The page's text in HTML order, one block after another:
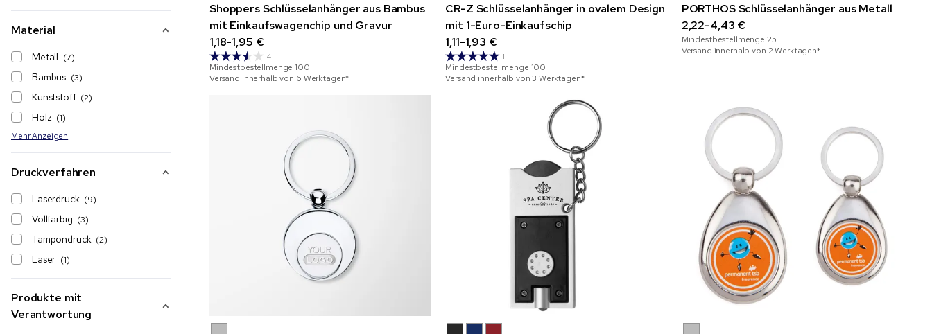
Material
Metall (7)
Bambus (3)
Kunststoff (2)
Holz (1)
Mehr Anzeigen
Druckverfahren
Laserdruck (9)
Vollfarbig (3)
Tampondruck (2)
Laser (1)
Produkte mit
Verantwortung
Shoppers Schlüsselanhänger aus Bambus
mit Einkaufswagenchip und Gravur
1,18-1,95 €
4
Mindestbestellmenge 100
Versand innerhalb von 6 Werktagen*
CR-Z Schlüsselanhänger in ovalem Design
mit 1-Euro-Einkaufschip
1,11-1,93 €
1
Mindestbestellmenge 100
Versand innerhalb von 3 Werktagen*
PORTHOS Schlüsselanhänger aus Metall
2,22-4,43 €
Mindestbestellmenge 25
Versand innerhalb von 2 Werktagen*